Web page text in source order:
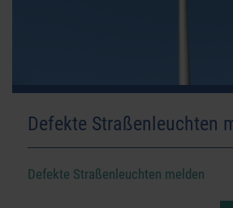
Defekte Straßenleuchten
Defekte Straßenleuchten melden